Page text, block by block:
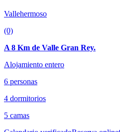
Vallehermoso
(0)
A 8 Km de Valle Gran Rey.
Alojamiento entero
6 personas
4 dormitorios
5 camas